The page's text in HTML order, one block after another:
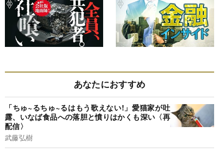
あなたにおすすめ
「ちゅ~るちゅ~るはもう歌えない!」愛猫家が吐
露、いなば食品への落胆と憤りはかくも深い〈再
配信〉
武藤弘樹